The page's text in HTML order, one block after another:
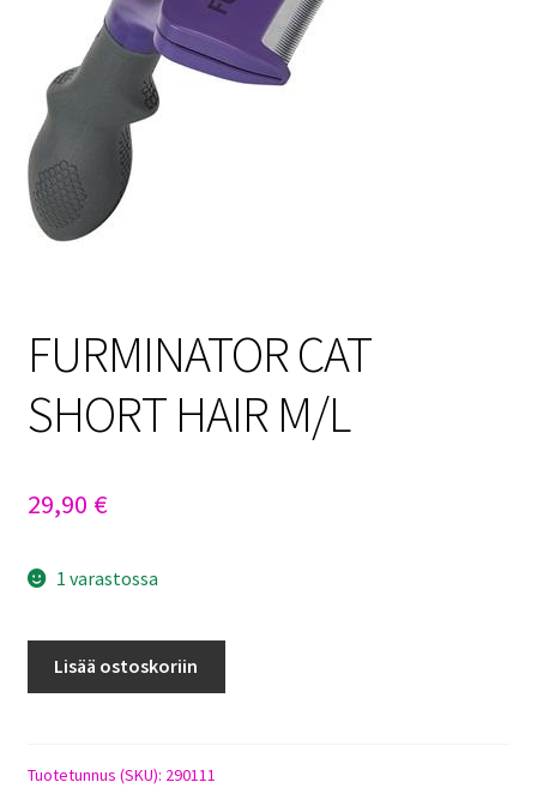
Tietosuojaseloste
Toimitusehdot
Uutisia
FURMINATOR CAT
SHORT HAIR M/L
29,90 €
1 varastossa
M/L
Lisää ostoskoriin
Tuotetunnus (SKU): 290111